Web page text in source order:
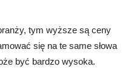
tym wyższe są ceny
się na te same słowa
być bardzo wysoka.